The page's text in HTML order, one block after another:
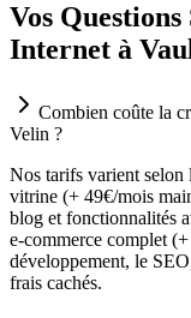
Vos
Internet à
Combien coûte la
Velin ?
Nos tarifs varient
vitrine (+ 49€/mois
blog et fonctionnalités
e-commerce complet
développement, le
frais cachés.